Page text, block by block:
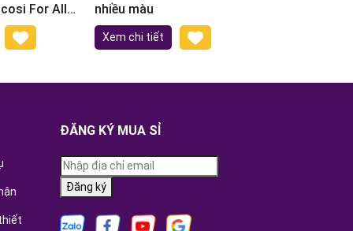
All
nhiều màu
Xem chi tiết
ĐĂNG KÝ MUA SỈ
Đăng ký